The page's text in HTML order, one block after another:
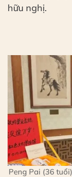
hữu nghị.
Peng Pai (36